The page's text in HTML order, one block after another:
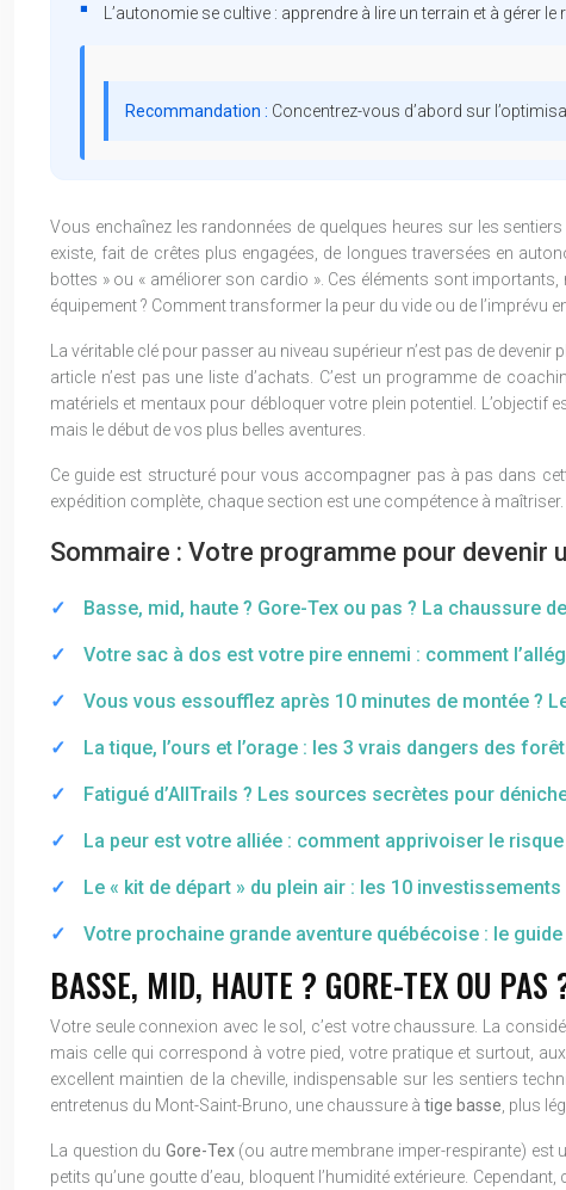
L’autonomie se cultive : apprendre à lire un terrain et à gérer
Recommandation : Concentrez-vous d’abord sur
Vous enchaînez les randonnées de quelques heures sur les
existe, fait de crêtes plus engagées, de longues traversées en
bottes » ou « améliorer son cardio ». Ces éléments sont
équipement ? Comment transformer la peur du vide ou de l’imprévu
La véritable clé pour passer au niveau supérieur n’est pas de
article n’est pas une liste d’achats. C’est un programme de
matériels et mentaux pour débloquer votre plein potentiel.
mais le début de vos plus belles aventures.
Ce guide est structuré pour vous accompagner pas à pas dans
expédition complète, chaque section est une compétence à maîtriser.
Sommaire : Votre programme pour
Basse, mid, haute ? Gore-Tex ou pas ? La chaussure
Votre sac à dos est votre pire ennemi : comment
Vous vous essoufflez après 10 minutes de montée ?
La tique, l’ours et l’orage : les 3 vrais dangers des
Fatigué d’AllTrails ? Les sources secrètes pour
La peur est votre alliée : comment apprivoiser le
Le « kit de départ » du plein air : les 10
Votre prochaine grande aventure québécoise : le
BASSE, MID, HAUTE ? GORE-TEX OU
Votre seule connexion avec le sol, c’est votre chaussure. La
mais celle qui correspond à votre pied, votre pratique et surtout,
excellent maintien de la cheville, indispensable sur les sentiers
entretenus du Mont-Saint-Bruno, une chaussure à tige basse, plus
La question du Gore-Tex(ou autre membrane imper-respirante) est
petits qu’une goutte d’eau, bloquent l’humidité extérieure.